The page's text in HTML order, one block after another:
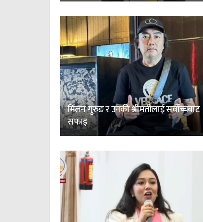
मिलन गुरुङ र उनकी श्रीमतीलाई सर्वोच्चबाट
सफाइ